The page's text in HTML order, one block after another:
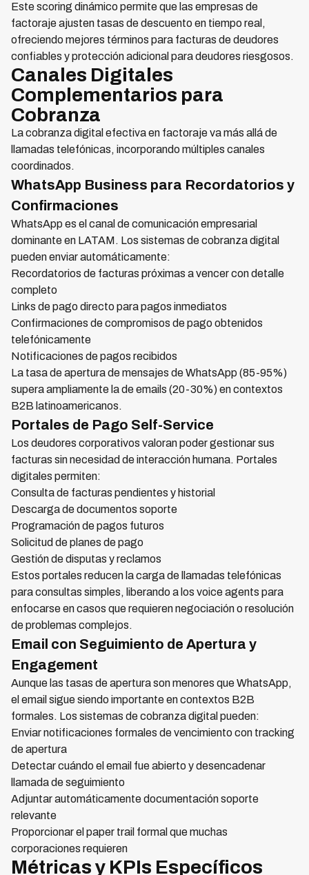
Este scoring dinámico permite que las empresas de
factoraje ajusten tasas de descuento en tiempo real,
ofreciendo mejores términos para facturas de deudores
confiables y protección adicional para deudores riesgosos.
Canales Digitales
Complementarios para
Cobranza
La cobranza digital efectiva en factoraje va más allá de
llamadas telefónicas, incorporando múltiples canales
coordinados.
WhatsApp Business para Recordatorios y
Confirmaciones
WhatsApp es el canal de comunicación empresarial
dominante en LATAM. Los sistemas de cobranza digital
pueden enviar automáticamente:
Recordatorios de facturas próximas a vencer con detalle
completo
Links de pago directo para pagos inmediatos
Confirmaciones de compromisos de pago obtenidos
telefónicamente
Notificaciones de pagos recibidos
La tasa de apertura de mensajes de WhatsApp (85-95%)
supera ampliamente la de emails (20-30%) en contextos
B2B latinoamericanos.
Portales de Pago Self-Service
Los deudores corporativos valoran poder gestionar sus
facturas sin necesidad de interacción humana. Portales
digitales permiten:
Consulta de facturas pendientes y historial
Descarga de documentos soporte
Programación de pagos futuros
Solicitud de planes de pago
Gestión de disputas y reclamos
Estos portales reducen la carga de llamadas telefónicas
para consultas simples, liberando a los voice agents para
enfocarse en casos que requieren negociación o resolución
de problemas complejos.
Email con Seguimiento de Apertura y
Engagement
Aunque las tasas de apertura son menores que WhatsApp,
el email sigue siendo importante en contextos B2B
formales. Los sistemas de cobranza digital pueden:
Enviar notificaciones formales de vencimiento con tracking
de apertura
Detectar cuándo el email fue abierto y desencadenar
llamada de seguimiento
Adjuntar automáticamente documentación soporte
relevante
Proporcionar el paper trail formal que muchas
corporaciones requieren
Métricas y KPIs Específicos